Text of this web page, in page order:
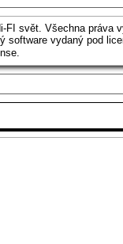
FI svět. Všechna práva
software vydaný pod